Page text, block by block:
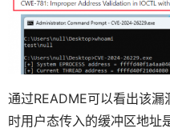
通过README可以看出该
时用户态传入的缓冲区地址